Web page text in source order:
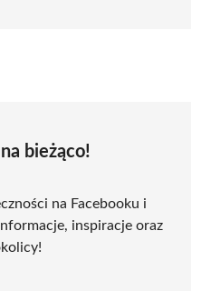
bieżąco!
na Facebooku i
inspiracje oraz